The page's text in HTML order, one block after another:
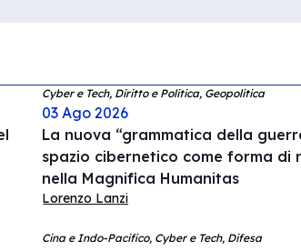
Cyber e Tech, Diritto e Politica, Geopolitica
03 Ago 2026
La nuova “grammatica della
spazio cibernetico come forma di
nella Magnifica Humanitas
Lorenzo Lanzi
Cina e Indo-Pacifico, Cyber e Tech, Difesa